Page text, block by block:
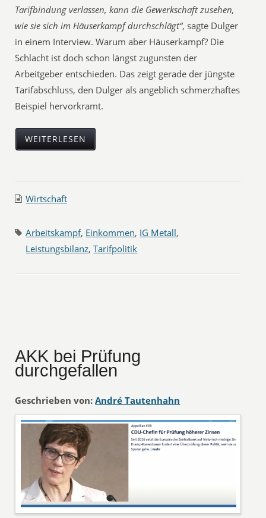
Tarifbindung verlassen, kann die Gewerkschaft zusehen,
wie sie sich im Häuserkampf durchschlägt“, sagte Dulger
in einem Interview. Warum aber Häuserkampf? Die
Schlacht ist doch schon längst zugunsten der
Arbeitgeber entschieden. Das zeigt gerade der jüngste
Tarifabschluss, den Dulger als angeblich schmerzhaftes
Beispiel hervorkramt.
WEITERLESEN
Wirtschaft
Arbeitskampf, Einkommen, IG Metall,
Leistungsbilanz,Tarifpolitik
AKK bei Prüfung
durchgefallen
Geschrieben von: André Tautenhahn